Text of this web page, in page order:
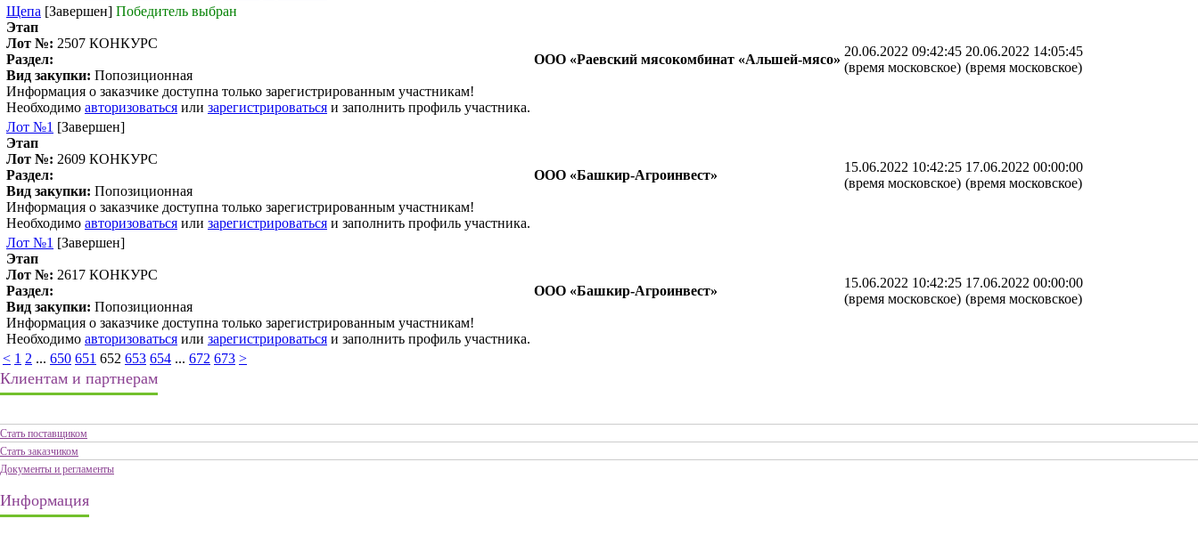
< 1 2 ... 650 651 652 653 654 ... 672 673 >
Щепа [Завершен] Победитель выбран
Этап
Лот №: 2507 КОНКУРС
Раздел:
Вид закупки: Попозиционная
Информация о заказчике доступна только зарегистрированным участникам!
Необходимо авторизоваться или зарегистрироваться и заполнить профиль участника.
ООО «Раевский мясокомбинат «Альшей-мясо»
20.06.2022 09:42:45
(время московское)
20.06.2022 14:05:45
(время московское)
Лот №1 [Завершен]
Этап
Лот №: 2609 КОНКУРС
Раздел:
Вид закупки: Попозиционная
Информация о заказчике доступна только зарегистрированным участникам!
Необходимо авторизоваться или зарегистрироваться и заполнить профиль участника.
ООО «Башкир-Агроинвест»
15.06.2022 10:42:25
(время московское)
17.06.2022 00:00:00
(время московское)
Лот №1 [Завершен]
Этап
Лот №: 2617 КОНКУРС
Раздел:
Вид закупки: Попозиционная
Информация о заказчике доступна только зарегистрированным участникам!
Необходимо авторизоваться или зарегистрироваться и заполнить профиль участника.
ООО «Башкир-Агроинвест»
15.06.2022 10:42:25
(время московское)
17.06.2022 00:00:00
(время московское)
Клиентам и партнерам
Стать поставщиком
Стать заказчиком
Документы и регламенты
Информация